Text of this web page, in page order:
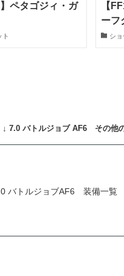
】ペタゴジィ・ガ
ト
【
ーフ
シ
↓ 7.0 バトルジョブ AF6その他の
バトルジョブAF6 装備一覧